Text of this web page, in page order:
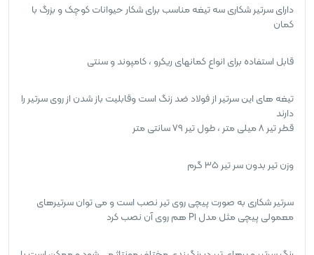
دارای سرتیر شکاری سه تیغه مناسب برای شکار حیوانات کوچک و بزرگ با
کمان
قابل استفاده برای انواع کمانهای ریکرو ، کامپوند و سنتی
تیغه های این سرتیر از فولاد ضد زنگ است وقابلیت باز شدن از روی سرتیر را
دارند
قطر تیر 8 میلی متر ، طول تیر 79 سانتی متر
وزن تیر بدون سر تیر 35 گرم
سرتیر شکاری به صورت پیچی روی تیر نصب است و می توان سرتیرهای
معمولی پیچی مثل مدل P۱ هم روی آن نصب کرد